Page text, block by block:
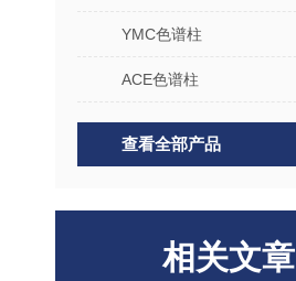
YMC色谱柱
ACE色谱柱
查看全部产品
相关文章